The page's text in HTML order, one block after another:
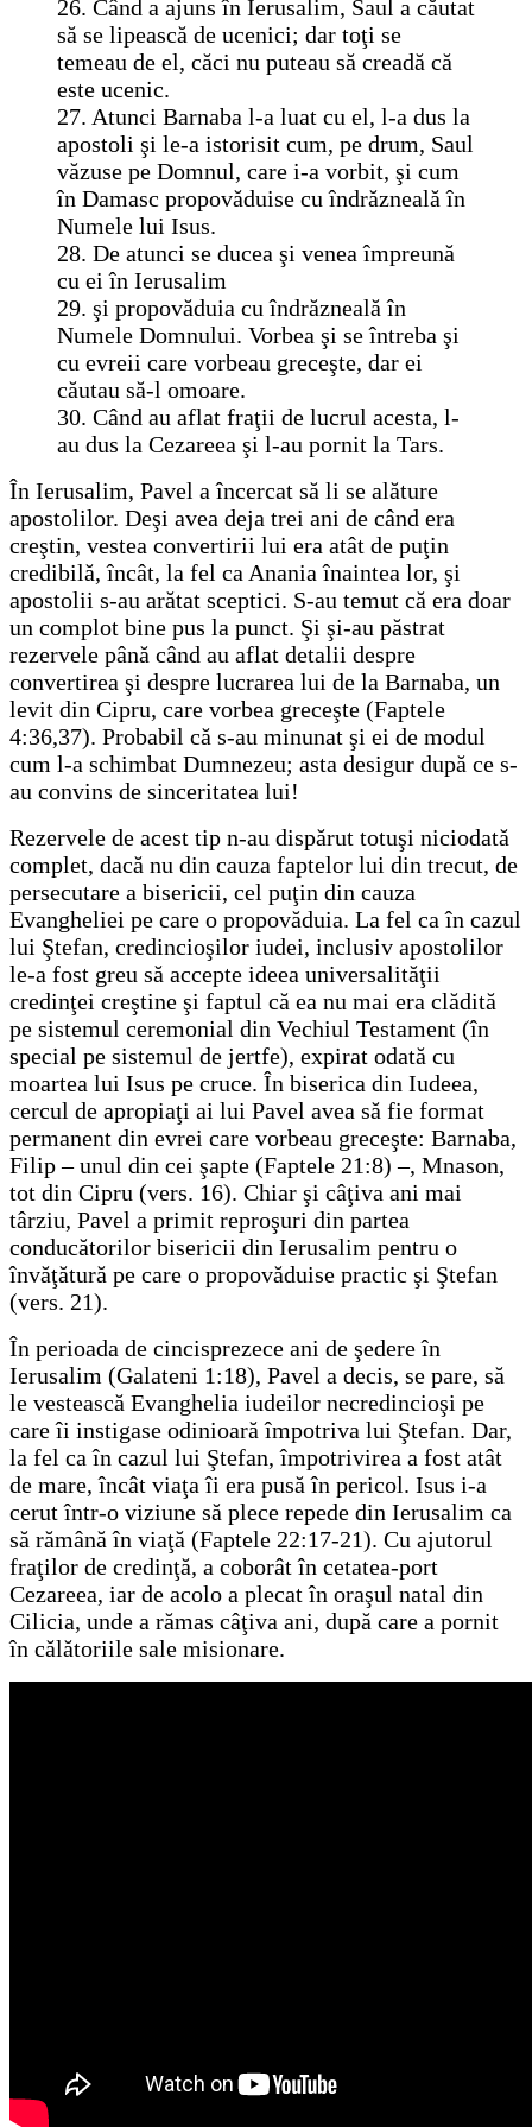
26. Când a ajuns în Ierusalim, Saul a căutat
să se lipească de ucenici; dar toţi se
temeau de el, căci nu puteau să creadă că
este ucenic.
27. Atunci Barnaba l-a luat cu el, l-a dus la
apostoli şi le-a istorisit cum, pe drum, Saul
văzuse pe Domnul, care i-a vorbit, şi cum
în Damasc propovăduise cu îndrăzneală în
Numele lui Isus.
28. De atunci se ducea şi venea împreună
cu ei în Ierusalim
29. şi propovăduia cu îndrăzneală în
Numele Domnului. Vorbea şi se întreba şi
cu evreii care vorbeau greceşte, dar ei
căutau să-l omoare.
30. Când au aflat fraţii de lucrul acesta, l-
au dus la Cezareea şi l-au pornit la Tars.
În Ierusalim, Pavel a încercat să li se alăture
apostolilor. Deşi avea deja trei ani de când era
creştin, vestea convertirii lui era atât de puţin
credibilă, încât, la fel ca Anania înaintea lor, şi
apostolii s-au arătat sceptici. S-au temut că era doar
un complot bine pus la punct. Şi şi-au păstrat
rezervele până când au aflat detalii despre
convertirea şi despre lucrarea lui de la Barnaba, un
levit din Cipru, care vorbea greceşte (Faptele
4:36,37). Probabil că s-au minunat şi ei de modul
cum l-a schimbat Dumnezeu; asta desigur după ce s-
au convins de sinceritatea lui!
Rezervele de acest tip n-au dispărut totuşi niciodată
complet, dacă nu din cauza faptelor lui din trecut, de
persecutare a bisericii, cel puţin din cauza
Evangheliei pe care o propovăduia. La fel ca în cazul
lui Ştefan, credincioşilor iudei, inclusiv apostolilor
le-a fost greu să accepte ideea universalităţii
credinţei creştine şi faptul că ea nu mai era clădită
pe sistemul ceremonial din Vechiul Testament (în
special pe sistemul de jertfe), expirat odată cu
moartea lui Isus pe cruce. În biserica din Iudeea,
cercul de apropiaţi ai lui Pavel avea să fie format
permanent din evrei care vorbeau greceşte: Barnaba,
Filip – unul din cei şapte (Faptele 21:8) –, Mnason,
tot din Cipru (vers. 16). Chiar şi câţiva ani mai
târziu, Pavel a primit reproşuri din partea
conducătorilor bisericii din Ierusalim pentru o
învăţătură pe care o propovăduise practic şi Ştefan
(vers. 21).
În perioada de cincisprezece ani de şedere în
Ierusalim (Galateni 1:18), Pavel a decis, se pare, să
le vestească Evanghelia iudeilor necredincioşi pe
care îi instigase odinioară împotriva lui Ştefan. Dar,
la fel ca în cazul lui Ştefan, împotrivirea a fost atât
de mare, încât viaţa îi era pusă în pericol. Isus i-a
cerut într-o viziune să plece repede din Ierusalim ca
să rămână în viaţă (Faptele 22:17-21). Cu ajutorul
fraţilor de credinţă, a coborât în cetatea-port
Cezareea, iar de acolo a plecat în oraşul natal din
Cilicia, unde a rămas câţiva ani, după care a pornit
în călătoriile sale misionare.